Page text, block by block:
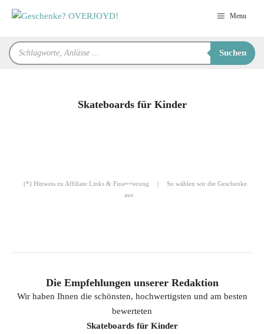
Inhalt
Menu
Products
search
Suchen
Skateboards für Kinder
(*) Hinweis zu Affiliate Links & Finanzierung |
So wählen wir die Geschenke
aus
Die Empfehlungen unserer Redaktion
Wir haben Ihnen die schönsten, hochwertigsten und am besten
bewerteten
Skateboards für Kinder